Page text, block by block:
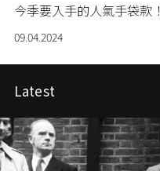
今季要入手的人氣手袋款！
09.04.2024
Latest